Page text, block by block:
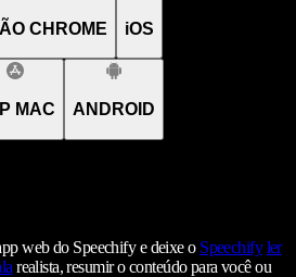
CHROME iOS
MAC ANDROID
web do Speechify e deixe o Speechify ler
realista, resumir o conteúdo para você ou